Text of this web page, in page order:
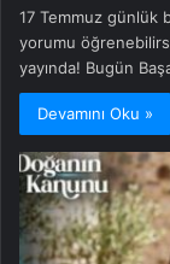
17 Temmuz günlük
yorumu
yayında! Bugün
Devamını Oku »